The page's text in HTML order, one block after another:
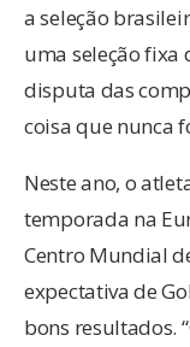
a seleção
uma seleção
disputa das
coisa que nunca
Neste ano, o
temporada na
Centro Mundial
expectativa de
bons resultados.